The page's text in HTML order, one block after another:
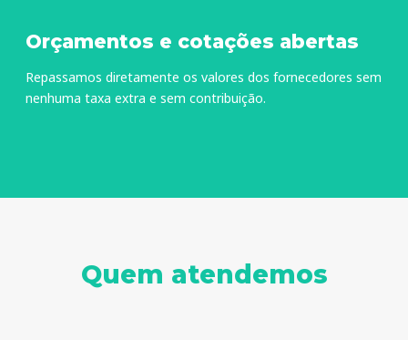
Orçamentos e cotações abertas
Repassamos diretamente os valores dos fornecedores sem
nenhuma taxa extra e sem contribuição.
Quem atendemos